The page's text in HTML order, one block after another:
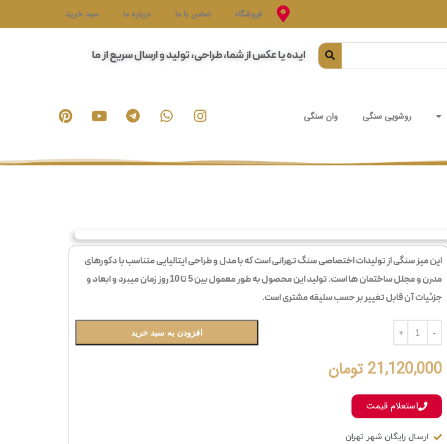
فروشگاه تماس با ما درباره ما سبد خرید
ایده یا عکس از شما، طراحی، تولید و ارسال سریع از ما
روشویی سنگی وان سنگی
این میز سنگی از تولیدات اختصاصی سنگ تهرانی است که با مدل و طراحی ایتالیایی متناسب با دکورهای
مدرن و مجلل ساختمان ها است. تولید این محصول به طور معمول بین 5 تا 10 روز زمان میبرد و ابعاد و
جزئیات آن قابل تغییر بر حسب سلیقه مشتری است.
افزودن به سبد خرید
21,120,000 تومان
استعلام قیمت
ارسال رایگان شهر تهران